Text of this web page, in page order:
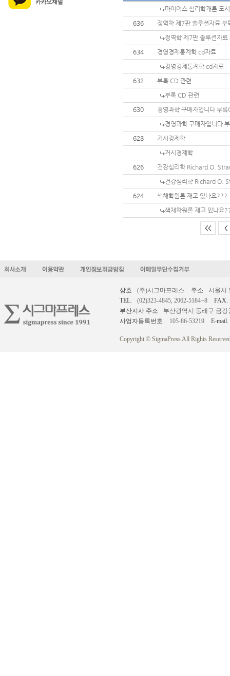
마이어스 심리학개론 도
636
정역학 제7판 솔루션자료
정역학 제7판 솔루션자
634
경영경제통계학 cd자료
경영경제통계학 cd자료
632
부록 CD 관련
부록 CD 관련
630
경영과학 구매자입니다 부
경영과학 구매자입니다
628
거시경제학
거시경제학
626
건강심리학 Richard O.
건강심리학 Richard O.
624
색채학원론 재고 있나요???
색채학원론 재고 있나요
<< <
상호 (주)시그마프레스 주소
서울시
TEL.
(02)323-4845, 2062-5184~8
FAX.
부산지사 주소
부산광역시 동래구 금강
사업자등록번호
105-86-53219 E-mail.
Copyright © SigmaPress All Rights